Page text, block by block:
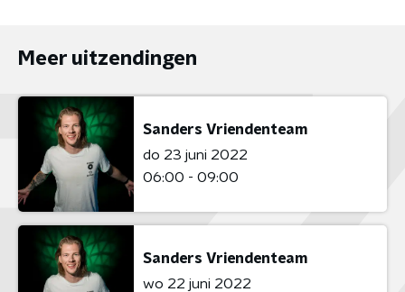
Meer uitzendingen
Sanders Vriendenteam
do 23 juni 2022
06:00 - 09:00
Sanders Vriendenteam
wo 22 juni 2022